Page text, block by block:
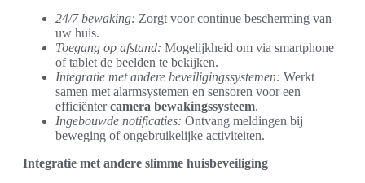
24/7 bewaking: Zorgt voor continue bescherming van
uw huis.
Toegang op afstand: Mogelijkheid om via smartphone
of tablet de beelden te bekijken.
Integratie met andere beveiligingssystemen: Werkt
samen met alarmsystemen en sensoren voor een
efficiëntercamera bewakingssysteem.
Ingebouwde notificaties: Ontvang meldingen bij
beweging of ongebruikelijke activiteiten.
Integratie met andere slimme huisbeveiliging